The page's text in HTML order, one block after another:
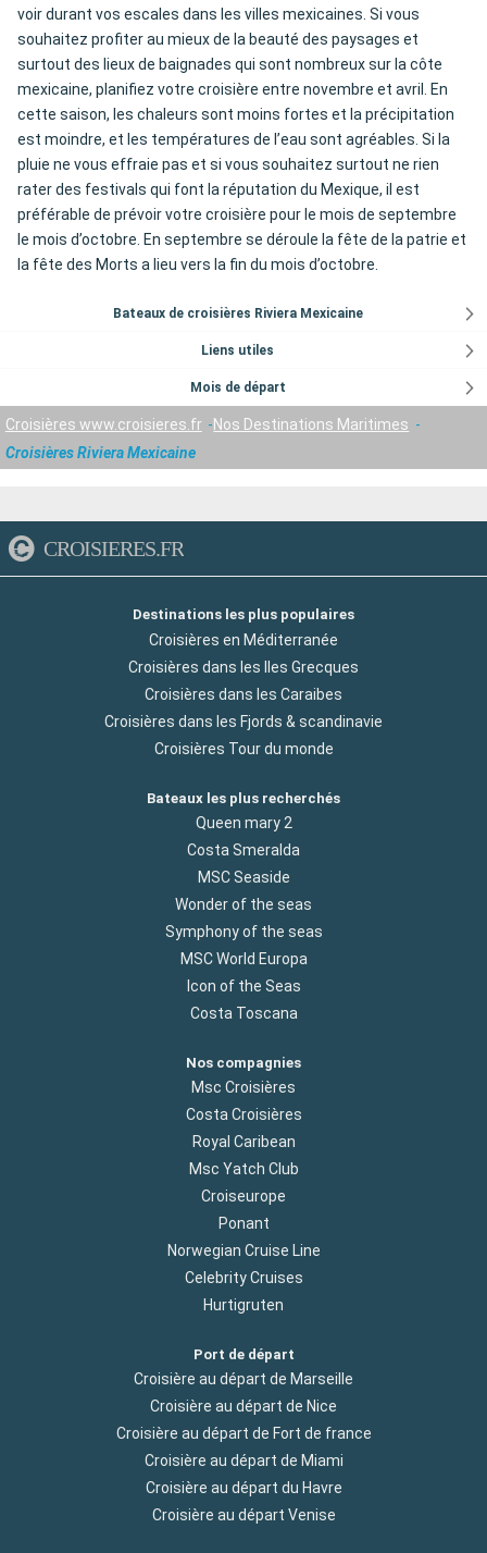
voir durant vos escales dans les villes mexicaines. Si vous
souhaitez profiter au mieux de la beauté des paysages et
surtout des lieux de baignades qui sont nombreux sur la côte
mexicaine, planifiez votre croisière entre novembre et avril. En
cette saison, les chaleurs sont moins fortes et la précipitation
est moindre, et les températures de l’eau sont agréables. Si la
pluie ne vous effraie pas et si vous souhaitez surtout ne rien
rater des festivals qui font la réputation du Mexique, il est
préférable de prévoir votre croisière pour le mois de septembre
le mois d’octobre. En septembre se déroule la fête de la patrie et
la fête des Morts a lieu vers la fin du mois d’octobre.
Bateaux de croisières Riviera Mexicaine
Liens utiles
Mois de départ
Croisières www.croisieres.fr
Nos Destinations Maritimes
Croisières Riviera Mexicaine
CROISIERES.FR
Destinations les plus populaires
Croisières en Méditerranée
Croisières dans les Iles Grecques
Croisières dans les Caraibes
Croisières dans les Fjords & scandinavie
Croisières Tour du monde
Bateaux les plus recherchés
Queen mary 2
Costa Smeralda
MSC Seaside
Wonder of the seas
Symphony of the seas
MSC World Europa
Icon of the Seas
Costa Toscana
Nos compagnies
Msc Croisières
Costa Croisières
Royal Caribean
Msc Yatch Club
Croiseurope
Ponant
Norwegian Cruise Line
Celebrity Cruises
Hurtigruten
Port de départ
Croisière au départ de Marseille
Croisière au départ de Nice
Croisière au départ de Fort de france
Croisière au départ de Miami
Croisière au départ du Havre
Croisière au départ Venise